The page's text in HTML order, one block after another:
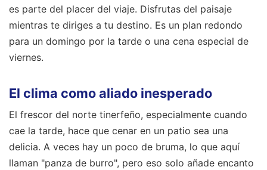
es parte del placer del viaje. Disfrutas del paisaje
mientras te diriges a tu destino. Es un plan redondo
para un domingo por la tarde o una cena especial de
viernes.
El clima como aliado inesperado
El frescor del norte tinerfeño, especialmente cuando
cae la tarde, hace que cenar en un patio sea una
delicia. A veces hay un poco de bruma, lo que aquí
llaman "panza de burro", pero eso solo añade encanto